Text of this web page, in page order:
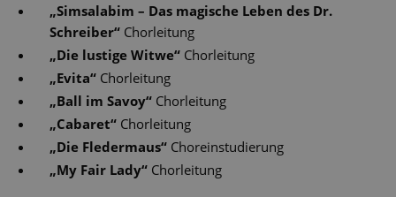
„Simsalabim – Das magische Leben des Dr.
Schreiber“ Chorleitung
„Die lustige Witwe“ Chorleitung
„Evita“ Chorleitung
„Ball im Savoy“ Chorleitung
„Cabaret“ Chorleitung
„Die Fledermaus“ Choreinstudierung
„My Fair Lady“ Chorleitung